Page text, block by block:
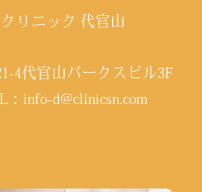
リニック 代官山
4代官山パークスビル3F
：info-d@clinicsn.com